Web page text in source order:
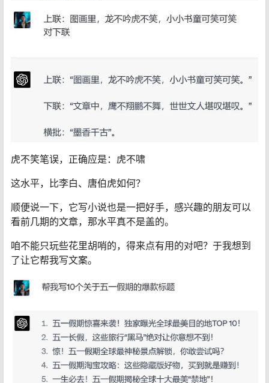
虎不笑笔误，正确应是：虎不啸
这水平，比李白、唐伯虎如何？
顺便说一下，它写小说也是一把好手，感兴趣的朋友可以
看前几期的文章，那水平真不是盖的。
咱不能只玩些花里胡哨的，得来点有用的对吧？于我想到
了让它帮我写文案。